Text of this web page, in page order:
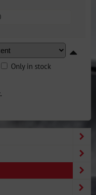
Only in stock